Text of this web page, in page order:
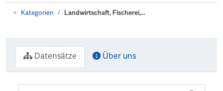
Kategorien Landwirtschaft, Fischerei,...
Datensätze Über uns